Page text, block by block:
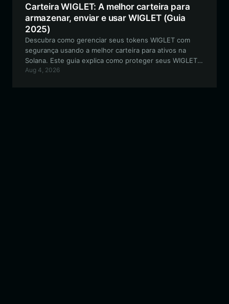
Carteira WIGLET: A melhor carteira para
armazenar, enviar e usar WIGLET (Guia
2025)
Descubra como gerenciar seus tokens WIGLET com
segurança usando a melhor carteira para ativos na
Solana. Este guia explica como proteger seus WIGLET,
negociar on-chain e participar do ecossistema voltado
Aug 4, 2026